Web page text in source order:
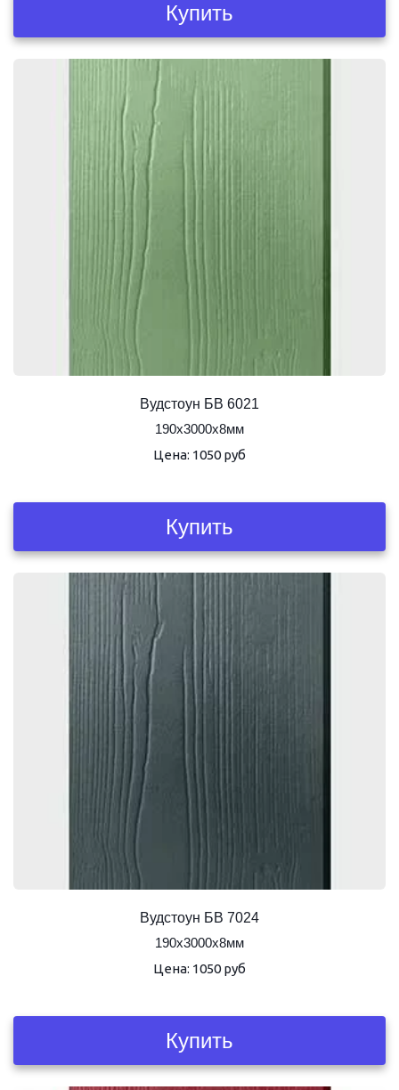
Купить
Вудстоун БВ 6021
190х3000х8мм
Цена: 1050 руб
Купить
Вудстоун БВ 7024
190х3000х8мм
Цена: 1050 руб
Купить